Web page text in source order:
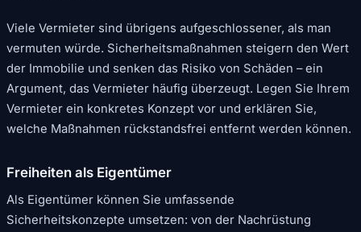
Viele Vermieter sind übrigens aufgeschlossener, als man
vermuten würde. Sicherheitsmaßnahmen steigern den Wert
der Immobilie und senken das Risiko von Schäden – ein
Argument, das Vermieter häufig überzeugt. Legen Sie Ihrem
Vermieter ein konkretes Konzept vor und erklären Sie,
welche Maßnahmen rückstandsfrei entfernt werden können.
Freiheiten als Eigentümer
Als Eigentümer können Sie umfassende
Sicherheitskonzepte umsetzen: von der Nachrüstung